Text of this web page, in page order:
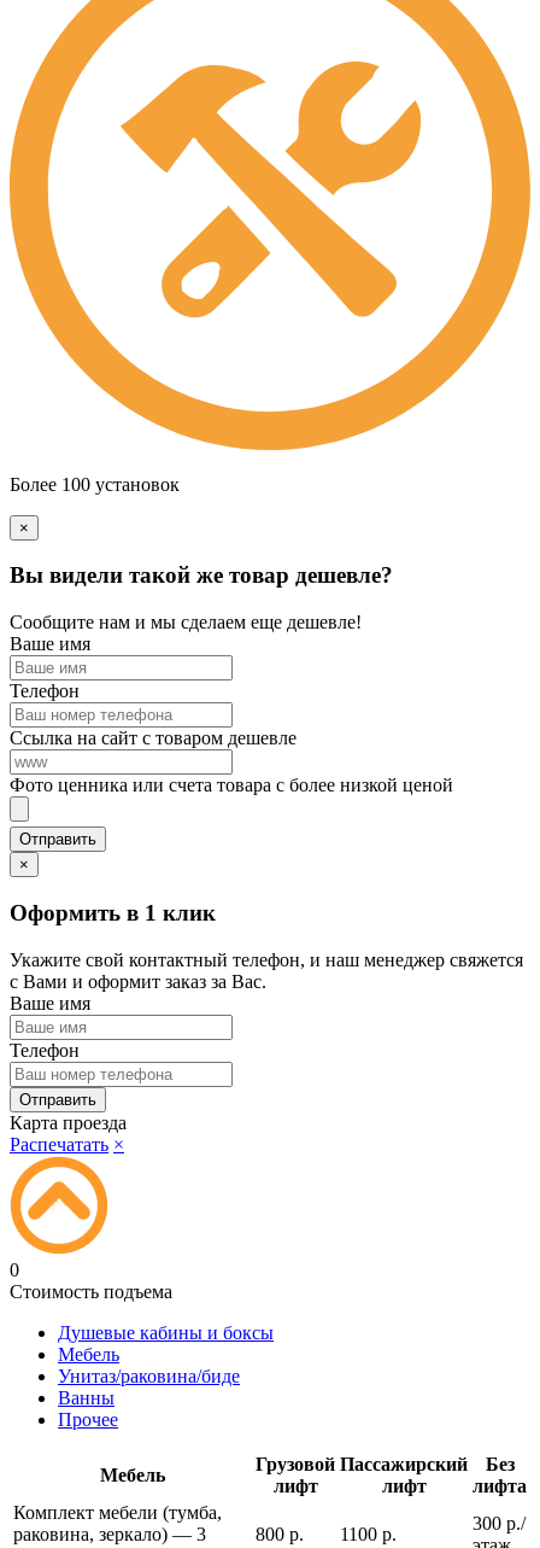
Более 100 установок
×
Вы видели такой же товар дешевле?
Сообщите нам и мы сделаем еще дешевле!
Ваше имя
Телефон
Ссылка на сайт с товаром дешевле
Фото ценника или счета товара с более низкой ценой
×
Оформить в 1 клик
Укажите свой контактный телефон, и наш менеджер свяжется
с Вами и оформит заказ за Вас.
Ваше имя
Телефон
Карта проезда
Распечатать ×
0
Стоимость подъема
Душевые кабины и боксы
Мебель
Унитаз/раковина/биде
Ванны
Прочее
Мебель
Грузовой
лифт
Пассажирский
лифт
Без
лифта
Комплект мебели (тумба,
раковина, зеркало) — 3
800 р. 1100 р.
300 р./